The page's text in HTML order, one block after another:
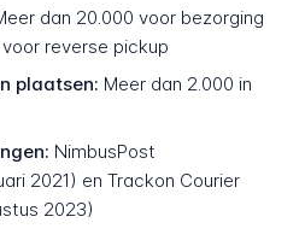
dan 20.000 voor bezorging
reverse pickup
plaatsen: Meer dan 2.000 in
NimbusPost
2021) en Trackon Courier
2023)